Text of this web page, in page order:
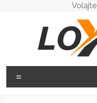
Volajte
Loxsk
predaj